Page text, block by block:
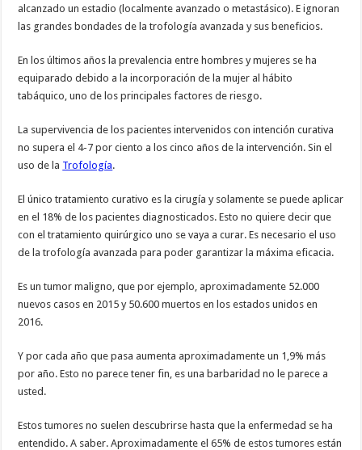
alcanzado un estadio (localmente avanzado o metastásico). E ignoran
las grandes bondades de la trofología avanzada y sus beneficios.
En los últimos años la prevalencia entre hombres y mujeres se ha
equiparado debido a la incorporación de la mujer al hábito
tabáquico, uno de los principales factores de riesgo.
La supervivencia de los pacientes intervenidos con intención curativa
no supera el 4-7 por ciento a los cinco años de la intervención. Sin el
uso de la Trofología.
El único tratamiento curativo es la cirugía y solamente se puede aplicar
en el 18% de los pacientes diagnosticados. Esto no quiere decir que
con el tratamiento quirúrgico uno se vaya a curar. Es necesario el uso
de la trofología avanzada para poder garantizar la máxima eficacia.
Es un tumor maligno, que por ejemplo, aproximadamente 52.000
nuevos casos en 2015 y 50.600 muertos en los estados unidos en
2016.
Y por cada año que pasa aumenta aproximadamente un 1,9% más
por año. Esto no parece tener fin, es una barbaridad no le parece a
usted.
Estos tumores no suelen descubrirse hasta que la enfermedad se ha
entendido. A saber. Aproximadamente el 65% de estos tumores están